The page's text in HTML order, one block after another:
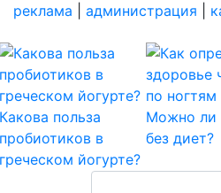
реклама администрация
Какова польза
пробиотиков в
греческом йогурте?
Можно ли
без диет?